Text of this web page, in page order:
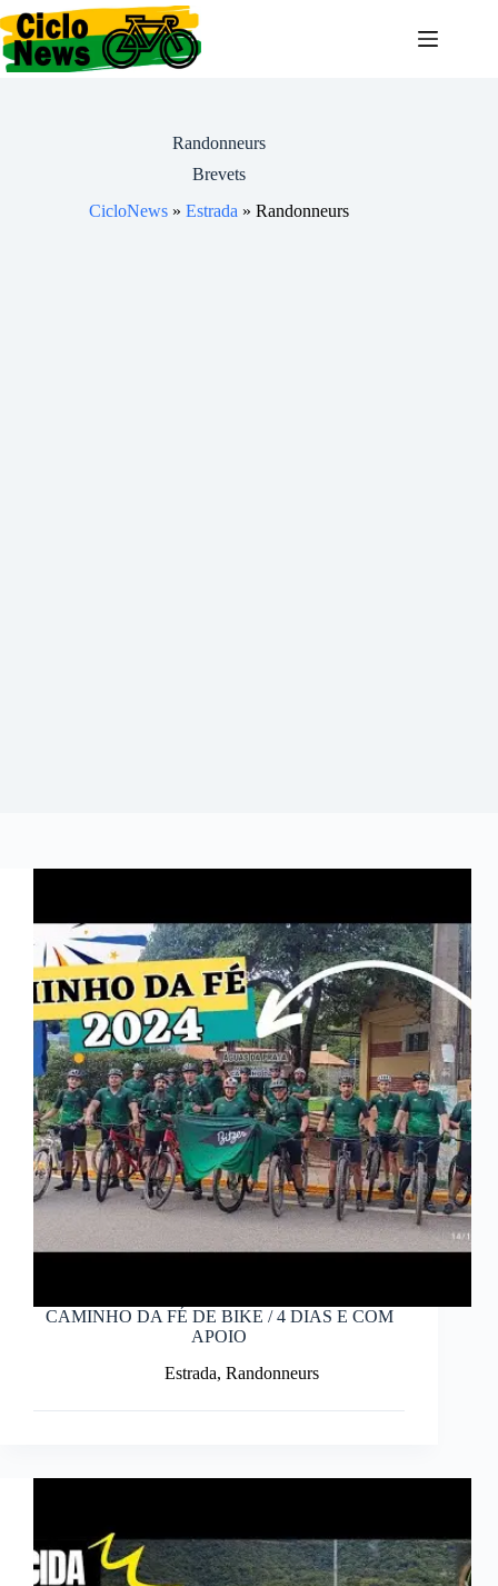
Pular
para
o
conteúdo
Randonneurs
Brevets
CicloNews »Estrada »Randonneurs
CAMINHO DA FÉ DE BIKE / 4 DIAS E COM
APOIO
Estrada, Randonneurs